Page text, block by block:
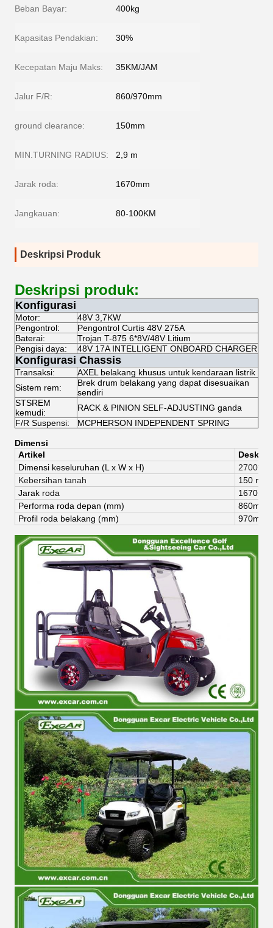
Beban Bayar: 400kg
Kapasitas Pendakian: 30%
Kecepatan Maju Maks: 35KM/JAM
Jalur F/R: 860/970mm
ground clearance: 150mm
MIN.TURNING RADIUS: 2,9 m
Jarak roda: 1670mm
Jangkauan: 80-100KM
Deskripsi Produk
Deskripsi produk:
Konfigurasi
Motor:
48V 3,7KW
Pengontrol:
Pengontrol Curtis 48V 275A
Baterai:
Trojan T-875 6*8V/48V Litium
Pengisi daya:
48V 17A INTELLIGENT ONBOARD CHARGER
Konfigurasi Chassis
Transaksi:
AXEL belakang khusus untuk kendaraan listrik
Sistem rem:
Brek drum belakang yang dapat disesuaikan
sendiri
STSREM
kemudi:
RACK & PINION SELF-ADJUSTING ganda
F/R Suspensi:
MCPHERSON INDEPENDENT SPRING
Dimensi
Artikel
Dimensi keseluruhan (L x W x H)
Kebersihan tanah
150 mm
Jarak roda
1670mm
Performa roda depan (mm)
860mm
Profil roda belakang (mm)
970mm